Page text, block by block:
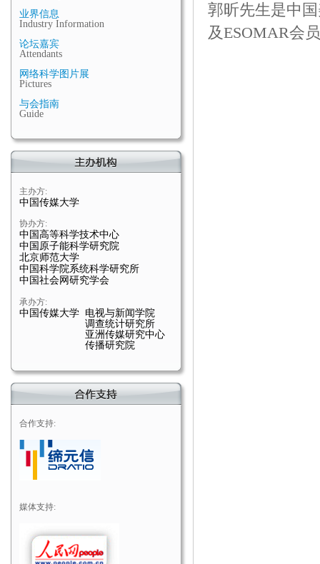
业界信息
Industry Information
论坛嘉宾
Attendants
网络科学图片展
Pictures
与会指南
Guide
主办方:
中国传媒大学
协办方:
中国高等科学技术中心
中国原子能科学研究院
北京师范大学
中国科学院系统科学研究所
中国社会网研究学会
承办方:
中国传媒大学 电视与新闻学院
调查统计研究所
亚洲传媒研究中心
传播研究院
合作支持:
媒体支持:
郭昕先生是中
及ESOMAR会